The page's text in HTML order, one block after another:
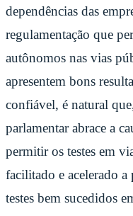
dependências das
regulamentação que
autônomos nas vias
apresentem bons
confiável, é natural
parlamentar abrace a
permitir os testes em
facilitado e acelerado
testes bem sucedidos